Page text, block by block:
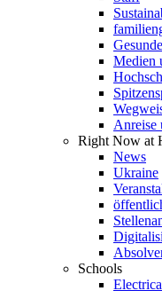
Medien
Anreise
Right Now at
News
Ukraine
Schools